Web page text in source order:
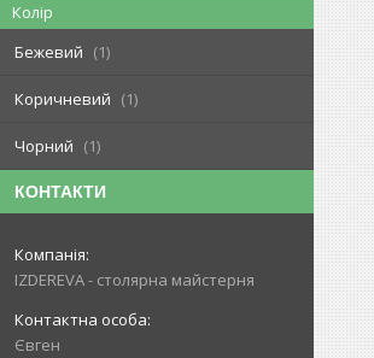
Колір
Бежевий
1
Коричневий 1
Чорний 1
КОНТАКТИ
IZDEREVA - столярна майстерня
Євген